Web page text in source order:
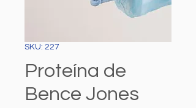
SKU: 227
Proteína de
Bence Jones